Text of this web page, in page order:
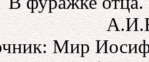
Мир